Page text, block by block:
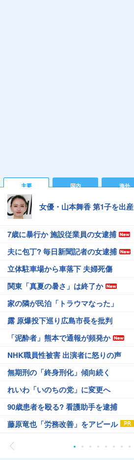
主要 国内 海外
女優・山本舞香 第1子を出産
7歳に暴行か 施設従業員の女逮捕
夫に包丁? 毎日新聞記者の女逮捕
立体駐車場から車落下 夫婦死傷
関東「真夏の暑さ」は終了か
家の隣が民泊「トラウマなった」
露 原爆投下巡り広島市長を批判
「泥酔者」熊本で通報が頻発か
NHK職員性被害 出演者に怒りの声
無期刑の「終身刑化」傾向続く
れいわ「いのちの党」に変更へ
90歳患者を殴る? 看護助手を逮捕
藤原竜也「労務改善」をアピール